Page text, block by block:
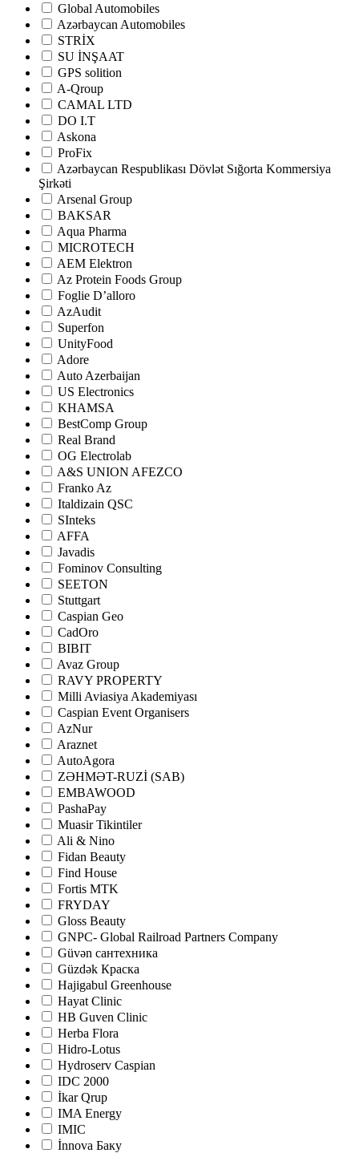
Global Automobiles
Azərbaycan Automobiles
STRİX
SU İNŞAAT
GPS solition
A-Qroup
CAMAL LTD
DO I.T
Askona
ProFix
Azərbaycan Respublikası Dövlət Sığorta Kommersiya
Şirkəti
Arsenal Group
BAKSAR
Aqua Pharma
MICROTECH
AEM Elektron
Az Protein Foods Group
Foglie D’alloro
AzAudit
Superfon
UnityFood
Adore
Auto Azerbaijan
US Electronics
KHAMSA
BestComp Group
Real Brand
OG Electrolab
A&S UNION AFEZCO
Franko Az
Italdizain QSC
SInteks
AFFA
Javadis
Fominov Consulting
SEETON
Stuttgart
Caspian Geo
CadOro
BIBIT
Avaz Group
RAVY PROPERTY
Milli Aviasiya Akademiyası
Caspian Event Organisers
AzNur
Araznet
AutoAgora
ZƏHMƏT-RUZİ (SAB)
EMBAWOOD
PashaPay
Muasir Tikintiler
Ali & Nino
Fidan Beauty
Find House
Fortis MTK
FRYDAY
Gloss Beauty
GNPC- Global Railroad Partners Company
Güvən сантехника
Güzdək Краска
Hajigabul Greenhouse
Hayat Clinic
HB Guven Clinic
Herba Flora
Hidro-Lotus
Hydroserv Caspian
IDC 2000
İkar Qrup
IMA Energy
IMIC
İnnova Баку